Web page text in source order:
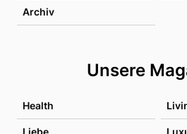
Archiv
Unsere
Health
Liebe